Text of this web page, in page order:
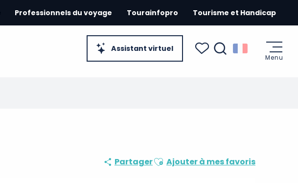
Assistant virtuel
Professionnels du voyage Tourainfopro Tourisme et Handicap
Menu
PartagerAjouter aux favoris
Ajouter à mes favoris